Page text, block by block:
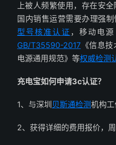
上被人频繁使用，存在安
国内销售运营需要办理强制
型号核准认证 ，移动电
GB/T35590-2017 《信息
电源通用规范》等权威检测
充电宝如何申请3c认证？
1、与深圳 贝斯通检测机构
2、获得详细的费用报价，